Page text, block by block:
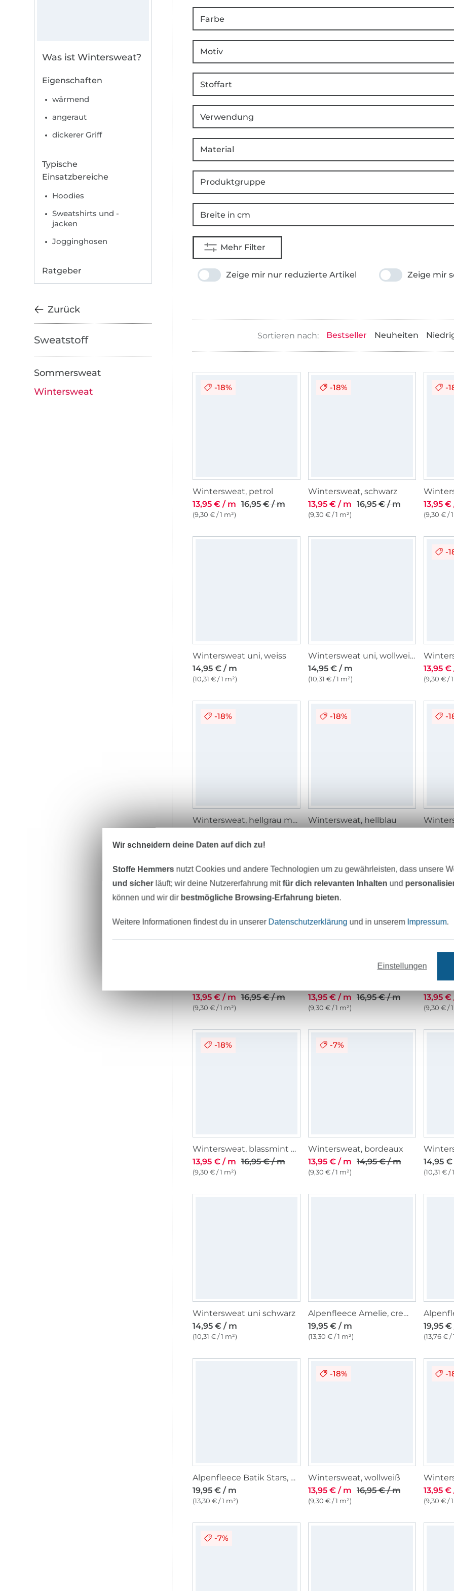
Was ist Wintersweat?
Eigenschaften
wärmend
angeraut
dickerer Griff
Typische
Einsatzbereiche
Hoodies
Sweatshirts und -
jacken
Jogginghosen
Ratgeber
Zurück
Sweatstoff
Sommersweat
Wintersweat
Farbe
Motiv
Stoffart
Verwendung
Material
Produktgruppe
Breite in cm
Mehr Filter
Zeige mir nur reduzierte Artikel Zeige mir
Bestseller Neuheiten
-18%
Wintersweat, petrol
13,95 € / m 16,95 € / m
(9,30 € / 1 m²)
-18%
Wintersweat, schwarz
13,95 € / m 16,95 € / m
(9,30 € / 1 m²)
-
13,95
(9,30 € /
Wintersweat uni, weiss
14,95 € / m
(10,31 € / 1 m²)
Wintersweat uni, wollweiss
14,95 € / m
(10,31 € / 1 m²)
-
13,95
(9,30 € /
-18%
Wintersweat, hellgrau meliert
(9,30 € / 1 m²)
-18%
Wintersweat, hellblau
-
-18%
13,95 € / m 16,95 € / m
(9,30 € / 1 m²)
-18%
13,95 € / m 16,95 € / m
(9,30 € / 1 m²)
-
13,95
(9,30 € /
-18%
Wintersweat, blassmint meliert
13,95 € / m 16,95 € / m
(9,30 € / 1 m²)
-7%
Wintersweat, bordeaux
13,95 € / m 14,95 € / m
(9,30 € / 1 m²)
14,95
(10,31 € /
Wintersweat uni schwarz
14,95 € / m
(10,31 € / 1 m²)
Alpenfleece Amelie, creme
19,95 € / m
(13,30 € / 1 m²)
19,95
(13,76 € /
Alpenfleece Batik Stars, beere
19,95 € / m
(13,30 € / 1 m²)
-18%
Wintersweat, wollweiß
13,95 € / m 16,95 € / m
(9,30 € / 1 m²)
-
13,95
(9,30 € /
-7%
Wir schneidern deine Daten auf dich zu!
Stoffe Hemmers nutzt Cookies und andere Technologien um zu gewährleisten, dass unsere
und sicherläuft; wir deine Nutzererfahrung mitfür dich relevanten Inhalten und
können und wir dir bestmögliche Browsing-Erfahrung bieten.
Weitere Informationen findest du in unserer Datenschutzerklärung und in unserem Impressum.
Einstellungen